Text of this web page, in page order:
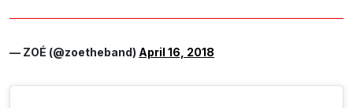
— ZOÉ (@zoetheband) April 16, 2018